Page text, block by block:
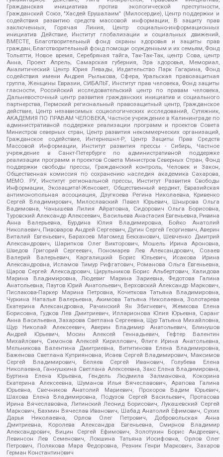
Гражданская инициатива против экологической преступности,
Гражданский Союз, "Хасдей Ерушалаим" (Милосердие), Центр поддержки и
содействия развитию средств массовой информации, В защиту прав
заключенных, Горячая Линия, Центр социально-информационных
инициатив Действие, Институт глобализации и социальных движений,
ВМЕСТЕ, Благотворительный фонд охраны здоровья и защиты прав
граждан, Благотворительный фонд помощи осужденным и их семьям, Фонд
Тольятти, Новое время, Серебряная тайга, Так-Так-Так, центр Сова, центр
Анна, Проект Апрель, Самарская губерния, Эра здоровья, Мемориал,
Аналитический Центр Юрия Левады, Издательство Парк Гагарина, Фонд
содействия имени Андрея Рылькова, Сфера, Уральская правозащитная
группа, Женщины Евразии, СИБАЛЬТ, Институт прав человека, Фонд защиты
гласности, Российский исследовательский центр по правам человека,
Дальневосточный центр развития гражданских инициатив и социального
партнерства, Пермский региональный правозащитный центр, Гражданское
действие, Центр независимых социологических исследований, Сутяжник,
АКАДЕМИЯ ПО ПРАВАМ ЧЕЛОВЕКА, Частное учреждение в Калининграде по
административной поддержке реализации программ и проектов Совета
Министров северных стран, Центр развития некоммерческих организаций,
Гражданское содействие, Интернешнл-Р, Центр Защиты Прав Средств
Массовой Информации, Институт развития прессы - Сибирь, Частное
учреждение в Санкт-Петербурге по административной поддержке
реализации программ и проектов Совета Министров Северных Стран, Фонд
поддержки свободы прессы, Гражданский контроль, Человек и Закон,
Общественная комиссия по сохранению наследия академика Сахарова,
МЕМО. РУ, Институт региональной прессы, Институт Развития Свободы
Информации, Экозащита!-Женсовет, Общественный вердикт, Евразийская
антимонопольная ассоциация, Дзугкоева Регина Николаевна, Кривенко
Сергей Владимирович, Милославский Павел Юрьевич, Шнырова Ольга
Вадимовна, Чанышева Лилия Айратовна, Сидорович Ольга Борисовна,
Туровский Александр Алексеевич, Васильева Анастасия Евгеньевна, Ривина
Анна Валерьевна, Бурдина Юлия Владимировна, Бойко Анатолий
Николаевич, Пивоваров Андрей Сергеевич, Дугин Сергей Георгиевич, Аверин
Виталий Евгеньевич, Барахоев Магомед Бекханович, Шевченко Дмитрий
Александрович, Шарипков Олег Викторович, Мошель Ирина Ароновна,
Шведов Григорий Сергеевич, Пономарев Лев Александрович, Созаев
Валерий Валерьевич, Каргалицкий Борис Юльевич, Исакова Ирина
Александровна, Исламов Тимур Рифгатович, Романова Ольга Евгеньевна,
Щаров Сергей Алексадрович, Цирульников Борис Альбертович, Халидова
Марина Владимировна, Людевиг Марина Зариевна, Федотова Галина
Анатольевна, Паутов Юрий Анатольевич, Верховский Александр Маркович,
Пислакова-Паркер Марина Петровна, Кочеткова Татьяна Владимировна,
Чуркина Наталья Валерьевна, Акимова Татьяна Николаевна, Золотарева
Екатерина Александровна, Рачинский Ян Збигневич, Жемкова Елена
Борисовна, Гудков Лев Дмитриевич, Илларионова Юлия Юрьевна, Саранг
Анна Васильевна, Захарова Светлана Сергеевна, Щур Татьяна Михайловна,
Щур Николай Алексеевич, Аверин Владимир Анатольевич, Блинушов
Андрей Юрьевич, Мосин Алексей Геннадьевич, Гефтер Валентин
Михайлович, Симонов Алексей Кириллович, Флиге Ирина Анатольевна,
Мельникова Валентина Дмитриевна, Вититинова Елена Владимировна,
Баженова Светлана Куприяновна, Исаев Сергей Владимирович, Максимов
Сергей Владимирович, Беляев Сергей Иванович, Голубева Елена
Николаевна, Ганнушкина Светлана Алексеевна, Закс Елена Владимировна,
Буртина Елена Юрьевна, Гендель Людмила Залмановна, Кокорина
Екатерина Алексеевна, Шуманов Илья Вячеславович, Арапова Галина
Юрьевна, Свечников Анатолий Мариевич, Прохоров Вадим Юрьевич,
Шахова Елена Владимировна, Подузов Сергей Васильевич, Протасова
Ирина Вячеславовна, Литинский Леонид Борисович, Лукашевский Сергей
Маркович, Бахмин Вячеслав Иванович, Шабад Анатолий Ефимович, Сухих
Дарья Николаевна, Орлов Олег Петрович, Добровольская Анна
Дмитриевна, Королева Александра Евгеньевна, Смирнов Владимир
Александрович, Вицин Сергей Ефимович, Золотухин Борис Андреевич,
Левинсон Лев Семенович, Локшина Татьяна Иосифовна, Орлов Олег
Петрович, Полякова Мара Федоровна, Резник Генри Маркович, Захаров
Герман Константинович